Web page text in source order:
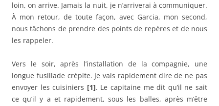
loin, on arrive. Jamais la nuit, je n’arriverai à communiquer.
À mon retour, de toute façon, avec Garcia, mon second,
nous tâchons de prendre des points de repères et de nous
les rappeler.
Vers le soir, après l’installation de la compagnie, une
longue fusillade crépite. Je vais rapidement dire de ne pas
envoyer les cuisiniers [1]. Le capitaine me dit qu’il ne sait
ce qu’il y a et rapidement, sous les balles, après m’être